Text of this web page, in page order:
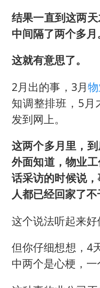
结果一直到这两
中间隔了两个多月
这就有意思了。
2月出的事，3月
知调整排班，5月
发到网上。
这两个多月里，
外面知道，物业
话采访的时候说
人都已经回家了不
这个说法听起来好
但你仔细想想，4
中两个是心梗，一